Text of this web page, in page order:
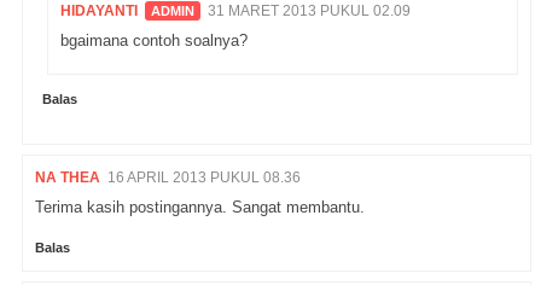
HIDAYANTI 31 MARET 2013 PUKUL 02.09
bgaimana contoh soalnya?
Balas
NA THEA 16 APRIL 2013 PUKUL 08.36
Terima kasih postingannya. Sangat membantu.
Balas